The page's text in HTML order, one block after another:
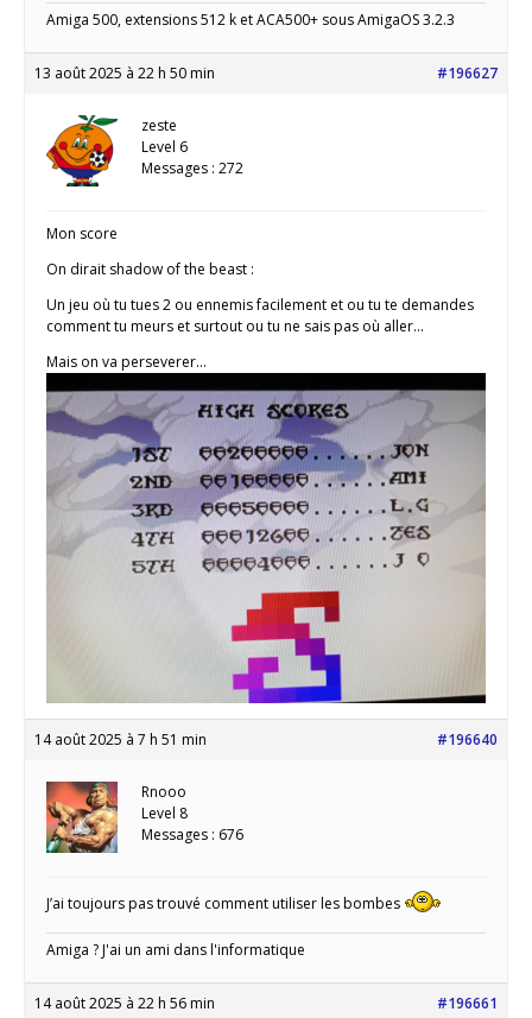
Amiga 500, extensions 512 k et ACA500+ sous AmigaOS 3.2.3
13 août 2025 à 22 h 50 min #196627
zeste
Level 6
Messages : 272
Mon score
On dirait shadow of the beast :
Un jeu où tu tues 2 ou ennemis facilement et ou tu te demandes
comment tu meurs et surtout ou tu ne sais pas où aller…
Mais on va perseverer…
14 août 2025 à 7 h 51 min #196640
Rnooo
Level 8
Messages : 676
J’ai toujours pas trouvé comment utiliser les bombes
Amiga ? J'ai un ami dans l'informatique
14 août 2025 à 22 h 56 min #196661